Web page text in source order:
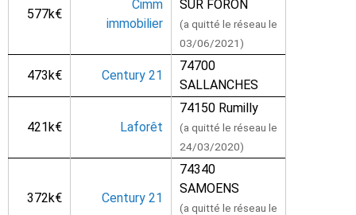
577k€
Cimm
immobilier
SUR FORON
(a quitté le réseau le
03/06/2021)
473k€ Century 21
74700
SALLANCHES
421k€ Laforêt
74150 Rumilly
(a quitté le réseau le
24/03/2020)
372k€ Century 21
74340
SAMOENS
(a quitté le réseau le